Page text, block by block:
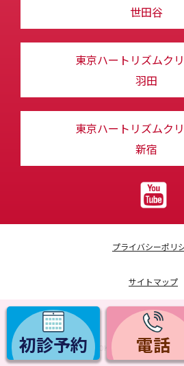
世田谷
東京ハートリズムク
羽田
東京ハートリズムク
新宿
プライバシーポリ
サイトマップ
採用情報
Copyright © TOKYO HEART RHYTHM
初診予約 電話